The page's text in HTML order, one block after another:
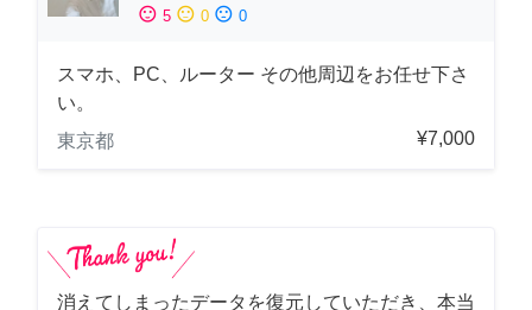
sentiment_satisfied 5 sentiment_neutral 0 sentiment_dissatisfied 0
スマホ、PC、ルーター その他周辺をお任せ下さ
い。
東京都
¥7,000
消えてしまったデータを復元していただき、本当